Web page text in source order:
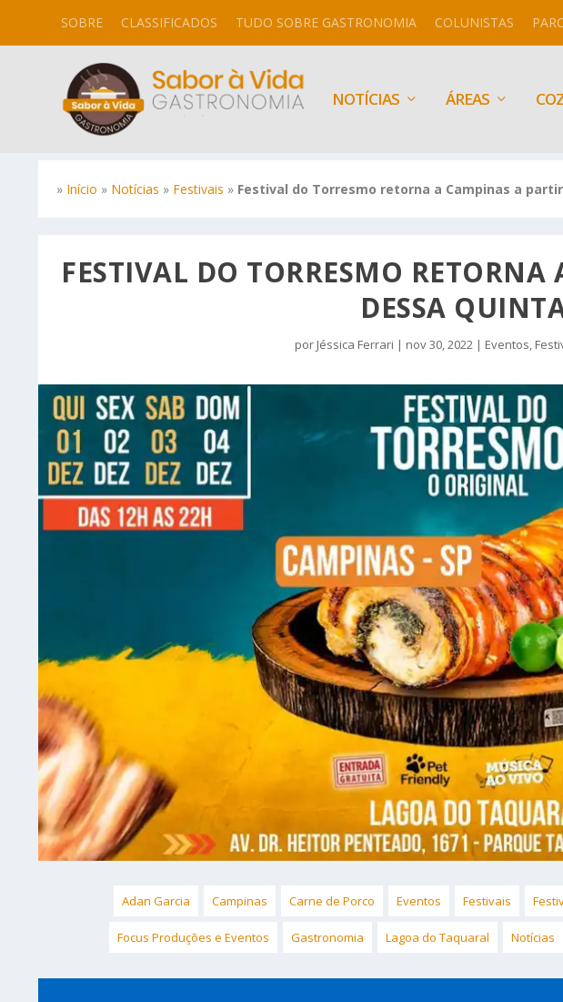
SOBRE CLASSIFICADOS TUDO SOBRE GASTRONOMIA COLUNISTAS
NOTÍCIAS ÁREAS
» Início » Notícias » Festivais » Festival do Torresmo retorna a Campinas a
FESTIVAL DO TORRESMO
DESSA
por Jéssica Ferrari | nov 30, 2022 | Eventos,
Adan Garcia Campinas Carne de Porco Eventos Festivais
Focus Produções e Eventos Gastronomia Lagoa do Taquaral Notícias